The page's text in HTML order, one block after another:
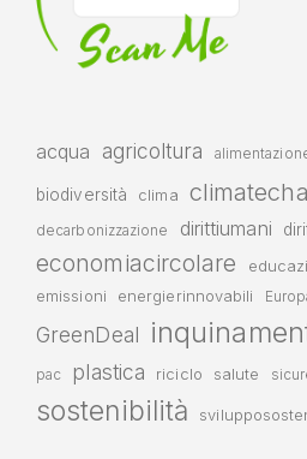
acqua agricoltura
biodiversità clima
decarbonizzazione dirittiumani
economiacircolare
emissioni
energierinnovabili
GreenDeal
pac plastica riciclo salute
sostenibilità